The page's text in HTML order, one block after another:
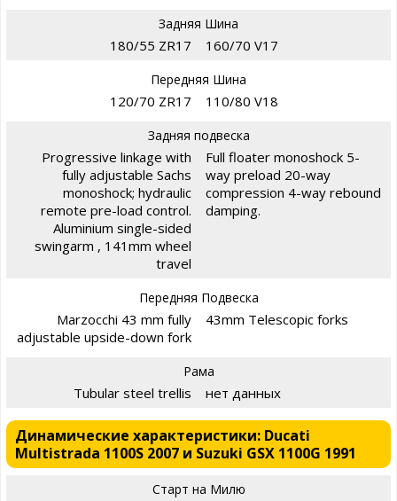
Задняя Шина
180/55 ZR17 160/70 V17
Передняя Шина
120/70 ZR17 110/80 V18
Задняя подвеска
Progressive linkage with
fully adjustable Sachs
monoshock; hydraulic
remote pre-load control.
Aluminium single-sided
swingarm , 141mm wheel
travel
Full floater monoshock 5-
way preload 20-way
compression 4-way rebound
damping.
Передняя Подвеска
Marzocchi 43 mm fully
adjustable upside-down fork
43mm Telescopic forks
Рама
Tubular steel trellis нет данных
Динамические характеристики: Ducati
Multistrada 1100S 2007 и Suzuki GSX 1100G 1991
Старт на Милю